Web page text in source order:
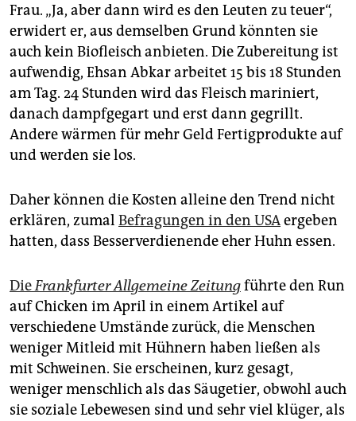
Frau. „Ja, aber dann wird es den Leuten zu teuer“,
erwidert er, aus demselben Grund könnten sie
auch kein Biofleisch anbieten. Die Zubereitung ist
aufwendig, Ehsan Abkar arbeitet 15 bis 18 Stunden
am Tag. 24 Stunden wird das Fleisch mariniert,
danach dampfgegart und erst dann gegrillt.
Andere wärmen für mehr Geld Fertigprodukte auf
und werden sie los.
Daher können die Kosten alleine den Trend nicht
erklären, zumal Befragungen in den USAergeben
hatten, dass Besserverdienende eher Huhn essen.
DieFrankfurter Allgemeine Zeitungführte den Run
auf Chicken im April in einem Artikel auf
verschiedene Umstände zurück, die Menschen
weniger Mitleid mit Hühnern haben ließen als
mit Schweinen. Sie erscheinen, kurz gesagt,
weniger menschlich als das Säugetier, obwohl auch
sie soziale Lebewesen sind und sehr viel klüger, als